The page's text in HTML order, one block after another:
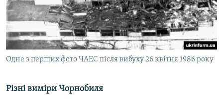
Одне з перших фото ЧАЕС після вибуху 26 квітня 1986 року
Різні виміри Чорнобиля